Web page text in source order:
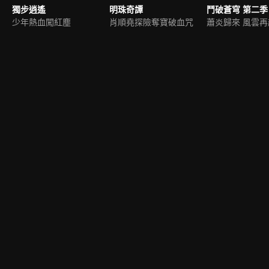
獨步逍遙
少年熱血闖紅塵
明珠奇譚
肖順堯探險奪寶破血咒
鬥破蒼穹 第二季
蕭炎歸來 風雲